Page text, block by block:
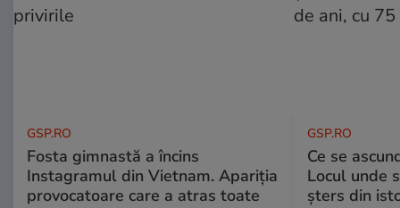
GSP.RO
Fosta gimnastă a încins
Instagramul din Vietnam. Apariția
provocatoare care a atras toate
GSP.RO
Ce se
Locul unde
șters din